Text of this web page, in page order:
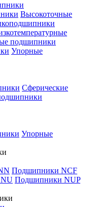
Высокоточные
подшипники
Упорные
Сферические
Упорные
Подшипники NCF
Подшипники NUP